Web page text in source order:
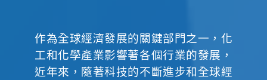
作為全球經濟發展的關鍵部門之一，化
工和化學產業影響著各個行業的發展，
近年來，隨著科技的不斷進步和全球經